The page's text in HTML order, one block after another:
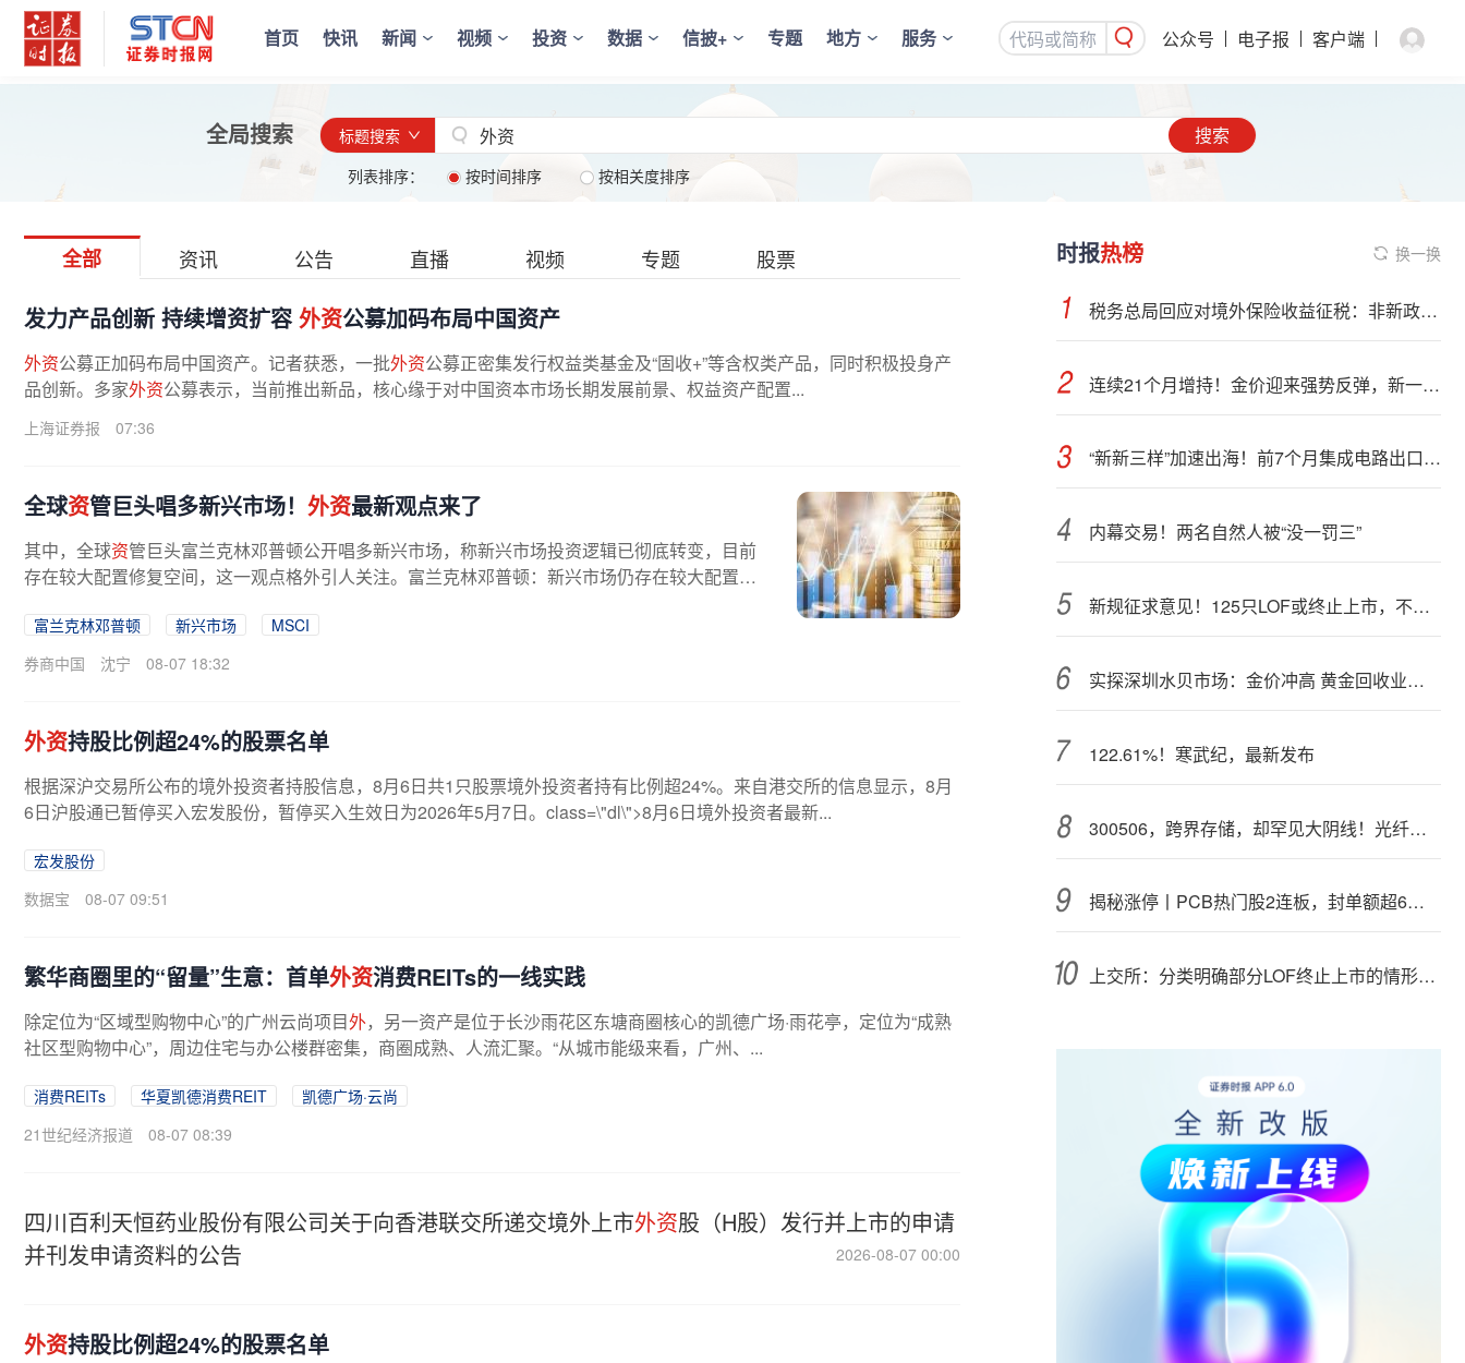
首页 快讯 新闻 视频 投资 数据 信披+ 专题 地方 服务 公众号 电子报 客户端
全局搜索 标题搜索 搜索
列表排序： 按时间排序 按相关度排序
全部 资讯 公告 直播 视频 专题 股票
发力产品创新 持续增资扩容 外资公募加码布局中国资产
外资公募正加码布局中国资产。记者获悉，一批外资公募正密集发行权益类基金及“固收+”等含权类产品，同时积极投身产
品创新。多家外资公募表示，当前推出新品，核心缘于对中国资本市场长期发展前景、权益资产配置...
上海证券报 07:36
全球资管巨头唱多新兴市场！ 外资最新观点来了
其中，全球资管巨头富兰克林邓普顿公开唱多新兴市场，称新兴市场投资逻辑已彻底转变，目前
存在较大配置修复空间，这一观点格外引人关注。富兰克林邓普顿：新兴市场仍存在较大配置修
富兰克林邓普顿 新兴市场
MSCI
券商中国
沈宁 08-07 18:32
外资持股比例超24%的股票名单
根据深沪交易所公布的境外投资者持股信息，8月6日共1只股票境外投资者持有比例超24%。来自港交所的信息显示，8月
6日沪股通已暂停买入宏发股份，暂停买入生效日为2026年5月7日。class=\"dl\">8月6日境外投资者最新...
宏发股份
数据宝
08-07 09:51
繁华商圈里的“留量”生意：首单外资消费REITs的一线实践
除定位为“区域型购物中心”的广州云尚项目外，另一资产是位于长沙雨花区东塘商圈核心的凯德广场·雨花亭，定位为“成熟
社区型购物中心”，周边住宅与办公楼群密集，商圈成熟、人流汇聚。“从城市能级来看，广州、...
消费REITs 华夏凯德消费REIT
凯德广场·云尚
21世纪经济报道
08-07 08:39
四川百利天恒药业股份有限公司关于向香港联交所递交境外上市外资股（H股）发行并上市的申请
并刊发申请资料的公告
2026-08-07 00:00
外资持股比例超24%的股票名单
时报热榜 换一换
税务总局回应对境外保险收益征税：非新政策，无需过度解读
连续21个月增持！金价迎来强势反弹，新一轮上行窗口开启？
“新新三样”加速出海！前7个月集成电路出口额接近翻倍
内幕交易！两名自然人被“没一罚三”
新规征求意见！125只LOF或终止上市，不影响基金正常投资运作
实探深圳水贝市场：金价冲高 黄金回收业务率先回暖
122.61%！寒武纪，最新发布
300506，跨界存储，却罕见大阴线！光纤需求激增，稀土细分原料，火了
揭秘涨停丨PCB热门股2连板，封单额超6亿元
上交所：分类明确部分LOF终止上市的情形和程序